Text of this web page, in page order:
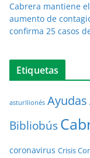
Cabrera mantiene
aumento de
confirma 25 casos
Etiquetas
asturllionés Ayudas
Bibliobús
coronavirus Crisis